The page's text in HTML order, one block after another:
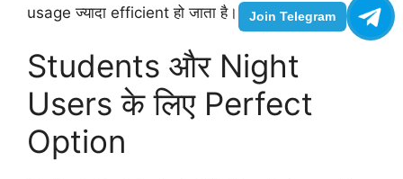
Join Telegram
usage ज्यादा efficient हो जाता है।
Students और Night
Users के लिए Perfect
Option